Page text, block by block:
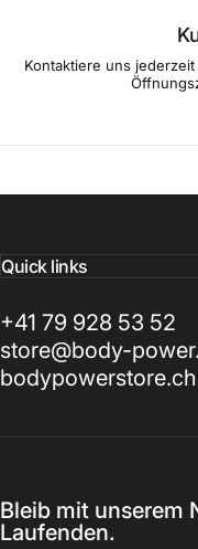
Kontaktiere uns
Quick links
+41 79 928 53 52
store@body-
bodypowerstore.ch
Bleib mit unserem
Laufenden.